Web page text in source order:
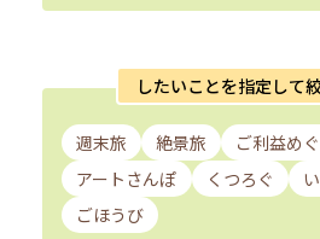
したいことを指定して
週末旅 絶景旅
ご利益め
アートさんぽ
くつろぐ
ごほうび